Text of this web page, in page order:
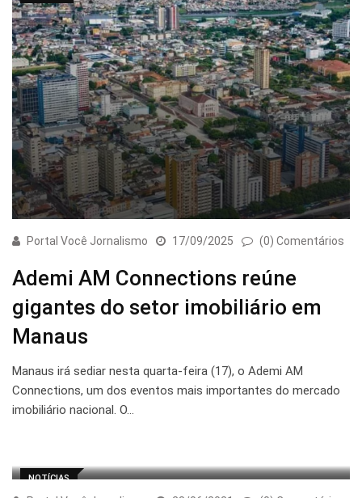
Portal Você Jornalismo 17/09/2025 (0) Comentários
Ademi AM Connections reúne
gigantes do setor imobiliário em
Manaus
Manaus irá sediar nesta quarta-feira (17), o Ademi AM
Connections, um dos eventos mais importantes do mercado
imobiliário nacional. O…
NOTÍCIAS